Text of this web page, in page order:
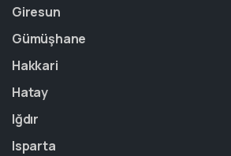
Giresun
Gümüşhane
Hakkari
Hatay
Iğdır
Isparta